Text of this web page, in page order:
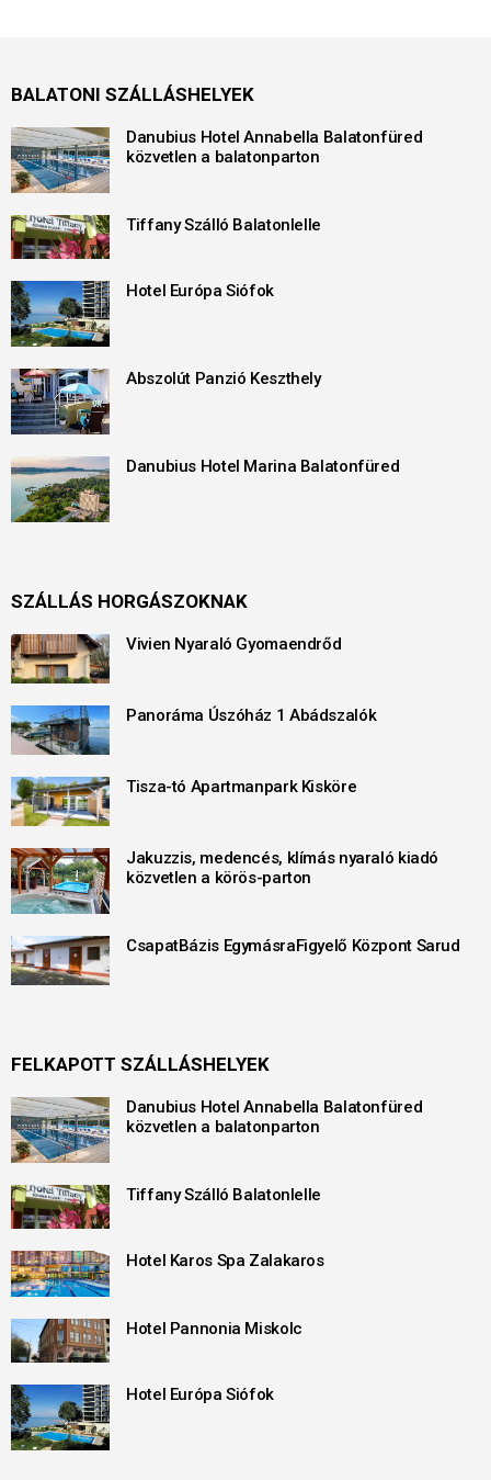
BALATONI SZÁLLÁSHELYEK
Danubius Hotel Annabella Balatonfüred
közvetlen a balatonparton
Tiffany Szálló Balatonlelle
Hotel Európa Siófok
Abszolút Panzió Keszthely
Danubius Hotel Marina Balatonfüred
SZÁLLÁS HORGÁSZOKNAK
Vivien Nyaraló Gyomaendrőd
Panoráma Úszóház 1 Abádszalók
Tisza-tó Apartmanpark Kisköre
Jakuzzis, medencés, klímás nyaraló kiadó
közvetlen a körös-parton
CsapatBázis EgymásraFigyelő Központ Sarud
FELKAPOTT SZÁLLÁSHELYEK
Danubius Hotel Annabella Balatonfüred
közvetlen a balatonparton
Tiffany Szálló Balatonlelle
Hotel Karos Spa Zalakaros
Hotel Pannonia Miskolc
Hotel Európa Siófok